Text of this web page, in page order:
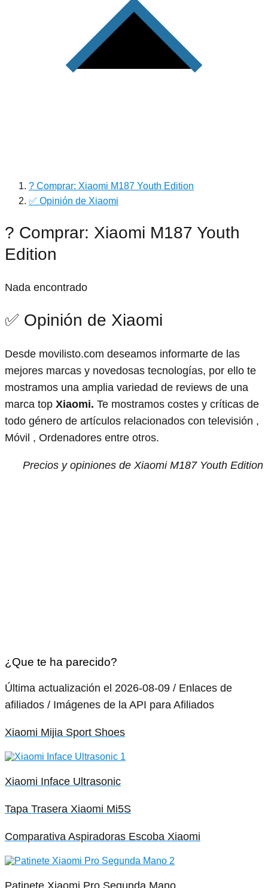
? Comprar: Xiaomi M187 Youth Edition
✅ Opinión de Xiaomi
? Comprar: Xiaomi M187 Youth
Edition
Nada encontrado
✅ Opinión de Xiaomi
Desde movilisto.com deseamos informarte de las
mejores marcas y novedosas tecnologías, por ello te
mostramos una amplia variedad de reviews de una
marca top Xiaomi. Te mostramos costes y críticas de
todo género de artículos relacionados con televisión ,
Móvil , Ordenadores entre otros.
Precios y opiniones de Xiaomi M187 Youth Edition
¿Que te ha parecido?
Última actualización el 2026-08-09 / Enlaces de
afiliados / Imágenes de la API para Afiliados
Xiaomi Mijia Sport Shoes
Xiaomi Inface Ultrasonic
Tapa Trasera Xiaomi Mi5S
Comparativa Aspiradoras Escoba Xiaomi
Patinete Xiaomi Pro Segunda Mano